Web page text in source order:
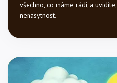
všechno, co máme rádi, a
nenasytnost.